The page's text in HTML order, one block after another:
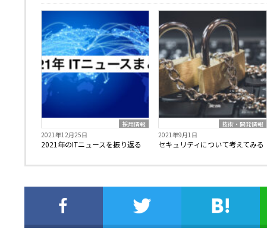
採用情報
2021年12月25日
2021年のITニュースを振り返る
技術・開発情報
2021年9月1日
セキュリティについて考えてみる